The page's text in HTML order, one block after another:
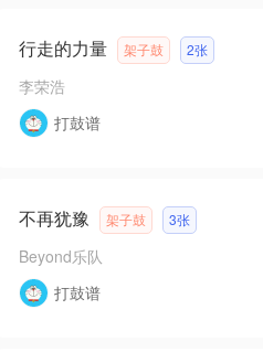
行走的力量 架子鼓 2张
李荣浩
打鼓谱
不再犹豫 架子鼓 3张
Beyond乐队
打鼓谱